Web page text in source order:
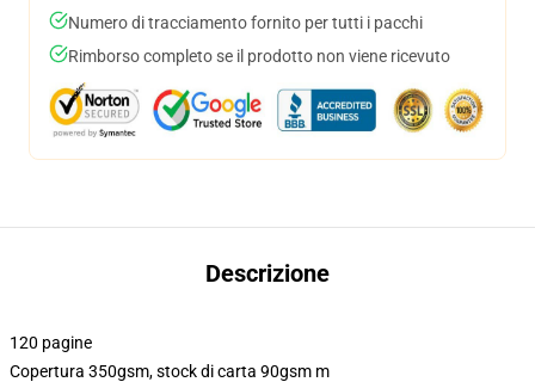
Numero di tracciamento fornito per tutti i pacchi
Rimborso completo se il prodotto non viene ricevuto
Descrizione
120 pagine
Copertura 350gsm, stock di carta 90gsm m